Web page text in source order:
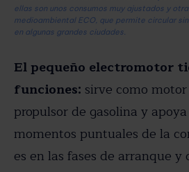
ellas son unos consumos muy ajustados y
medioambiental ECO, que permite circular
en algunas grandes ciudades.
El pequeño electromotor
funciones: sirve como
propulsor de gasolina y
momentos puntuales de la
es en las fases de arranque y